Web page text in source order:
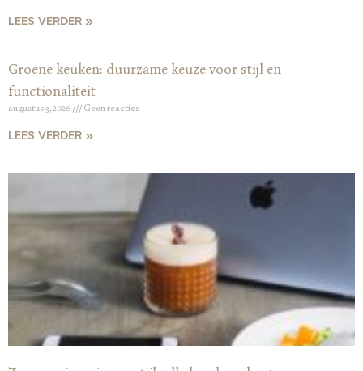
LEES VERDER »
Groene keuken: duurzame keuze voor stijl en
functionaliteit
augustus 3, 2026 Geen reacties
LEES VERDER »